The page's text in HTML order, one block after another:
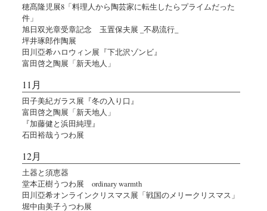
穂髙隆児展8「料理人から陶芸家に転生したらプライムだった
件」
旭日双光章受章記念 玉置保夫展 _不易流行_
坪井琢郎作陶展
田川亞希ハロウィン展『下北沢ゾンビ』
富田啓之陶展「新天地人」
11月
田子美紀ガラス展『冬の入り口』
富田啓之陶展「新天地人」
『加藤健と浜田純理』
石田裕哉うつわ展
12月
土器と須恵器
堂本正樹うつわ展 ordinary warmth
田川亞希オンラインクリスマス展「戦国のメリークリスマス」
堀中由美子うつわ展